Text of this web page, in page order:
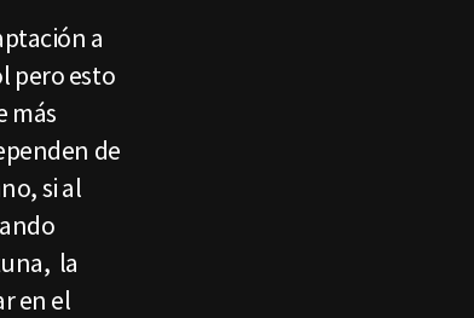
a
pero esto
más
de
si al
la
en el